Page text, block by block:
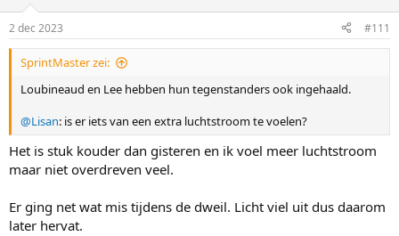
s
:
2 dec 2023 #111
SprintMaster zei:
Loubineaud en Lee hebben hun tegenstanders ook ingehaald.
@Lisan: is er iets van een extra luchtstroom te voelen?
Het is stuk kouder dan gisteren en ik voel meer luchtstroom
maar niet overdreven veel.
Er ging net wat mis tijdens de dweil. Licht viel uit dus daarom
later hervat.